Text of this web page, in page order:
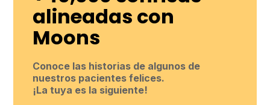
alineadas con
Moons
Conoce las historias de algunos de
nuestros pacientes felices.
¡La tuya es la siguiente!